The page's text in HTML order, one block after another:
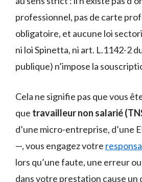
professionnel, pas de carte
obligatoire, et aucune loi
ni loi Spinetta, ni art. L.1142-2
publique) n’impose la
Cela ne signifie pas que vous
que travailleur non salarié
d’une micro-entreprise, d’une
—, vous engagez votre
lors qu’une faute, une erreur
dans votre prestation cause un